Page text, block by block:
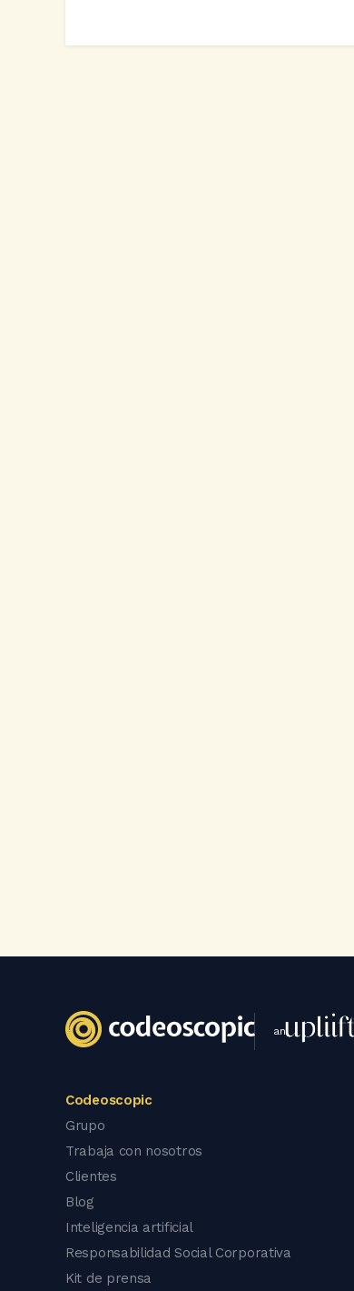
an
Codeoscopic
Grupo
Trabaja con nosotros
Clientes
Blog
Inteligencia artificial
Responsabilidad Social Corporativa
Kit de prensa